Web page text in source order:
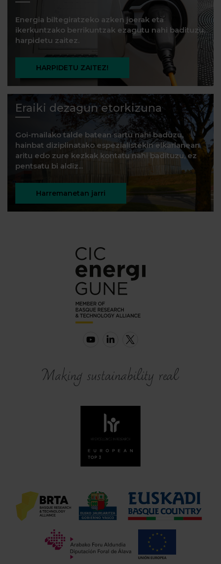
Energia biltegiratzeko azken joerak eta
ikerkuntzako berrikuntzak ezagutu nahi badituzu,
harpidetu zaitez.
HARPIDETU ZAITEZ!
Eraiki dezagun etorkizuna
Goi-mailako talde batean sartu nahi baduzu,
hainbat diziplinatako espezialistekin elkarlanean
aritu edo zure kezkak kontatu nahi badituzu, ez
pentsatu bi aldiz...
Harremanetan jarri